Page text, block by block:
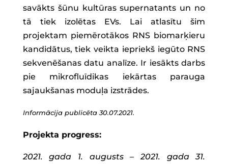
savākts šūnu kultūras supernatants un no
tā tiek izolētas EVs. Lai atlasītu šim
projektam piemērotākos RNS biomarķieru
kandidātus, tiek veikta iepriekš iegūto RNS
sekvenēšanas datu analīze. Ir iesākts darbs
pie mikrofluīdikas iekārtas parauga
sajaukšanas moduļa izstrādes.
Informācija publicēta 30.07.2021.
Projekta progress:
2021. gada 1. augusts – 2021. gada 31.